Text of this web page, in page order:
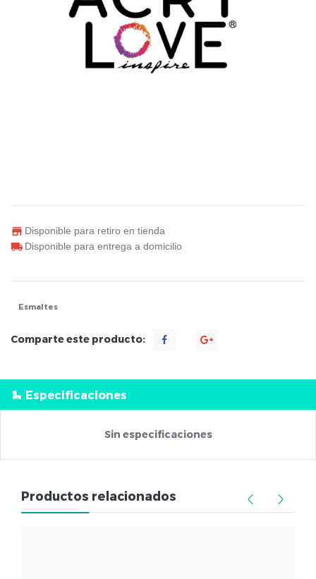
Disponible para retiro en tienda
Disponible para entrega a domicilio
Esmaltes
Comparte este producto:
Especificaciones
Sin especificaciones
Productos relacionados